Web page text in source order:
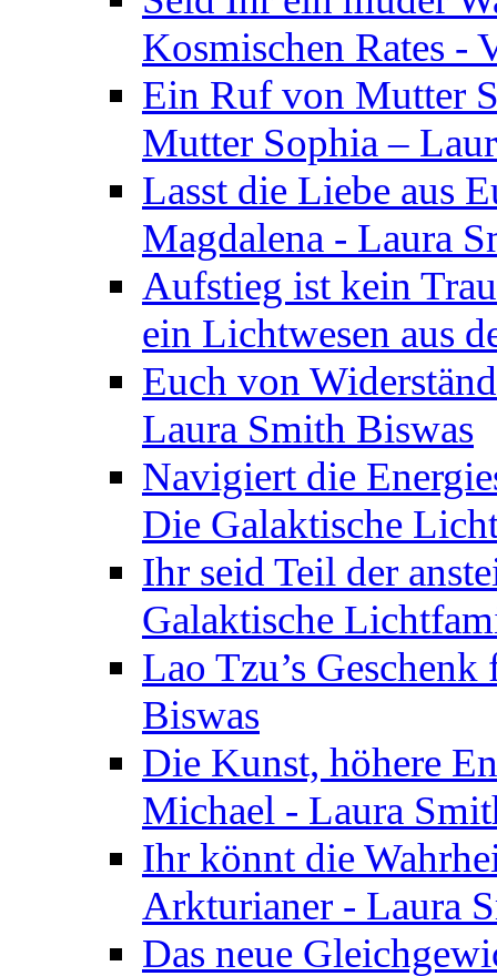
Kosmischen Rates -
Ein Ruf von Mutter
Mutter Sophia –
Lasst die Liebe aus
Magdalena - Laura
Aufstieg ist kein
ein Lichtwesen aus
Euch von
Laura Smith Biswas
Navigiert die
Die Galaktische
Ihr seid Teil der
Galaktische
Lao Tzu’s
Biswas
Die Kunst, höhere
Michael - Laura
Ihr könnt die
Arkturianer - Laura
Das neue